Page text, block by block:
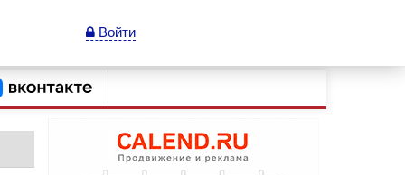
Войти